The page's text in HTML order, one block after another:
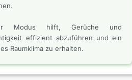
Modus hilft, Gerüche und
effizient abzuführen und ein
Raumklima zu erhalten.